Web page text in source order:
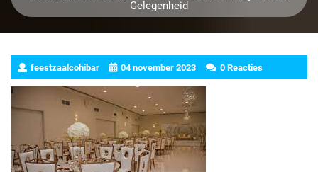
Gelegenheid
feestzaalcohibar 04 november 2023 0 Reacties